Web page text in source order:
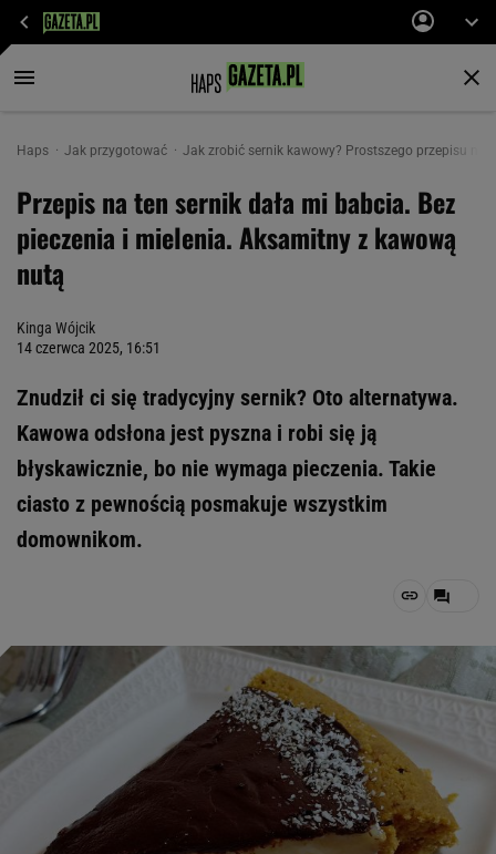
Haps Jak przygotować Jak zrobić sernik kawowy? Prostszego przepisu nie
Przepis na ten sernik dała mi babcia. Bez
pieczenia i mielenia. Aksamitny z kawową
nutą
Kinga Wójcik
14 czerwca 2025, 16:51
Znudził ci się tradycyjny sernik? Oto alternatywa.
Kawowa odsłona jest pyszna i robi się ją
błyskawicznie, bo nie wymaga pieczenia. Takie
ciasto z pewnością posmakuje wszystkim
domownikom.